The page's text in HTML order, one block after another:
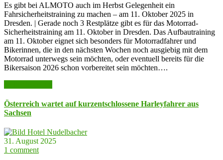
Es gibt bei ALMOTO auch im Herbst Gelegenheit ein
Fahrsicherheitstraining zu machen – am 11. Oktober 2025 in
Dresden. | Gerade noch 3 Restplätze gibt es für das Motorrad-
Sicherheitstraining am 11. Oktober in Dresden. Das Aufbautraining
am 11. Oktober eignet sich besonders für Motorradfahrer und
Bikerinnen, die in den nächsten Wochen noch ausgiebig mit dem
Motorrad unterwegs sein möchten, oder eventuell bereits für die
Bikersaison 2026 schon vorbereitet sein möchten….
Österreich wartet auf kurzentschlossene Harleyfahrer aus
Sachsen
31. August 2025
1 comment